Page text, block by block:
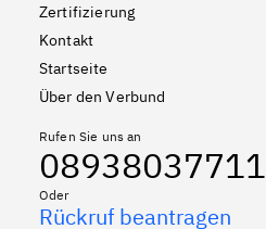
Zertifizierung
Kontakt
Startseite
Über den Verbund
Rufen Sie uns an
08938037711
Oder
Rückruf beantragen